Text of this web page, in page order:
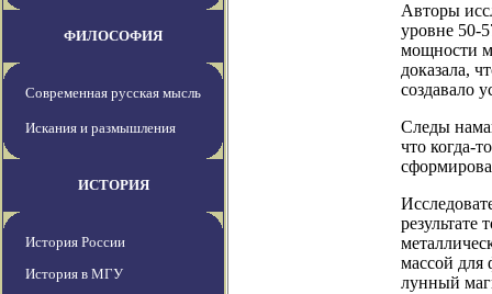
ФИЛОСОФИЯ
Современная русская мысль
Искания и размышления
ИСТОРИЯ
История России
История в МГУ
Авторы
уровне 50-
мощности
доказала,
создавало
Следы
что когда-
массой для
лунный